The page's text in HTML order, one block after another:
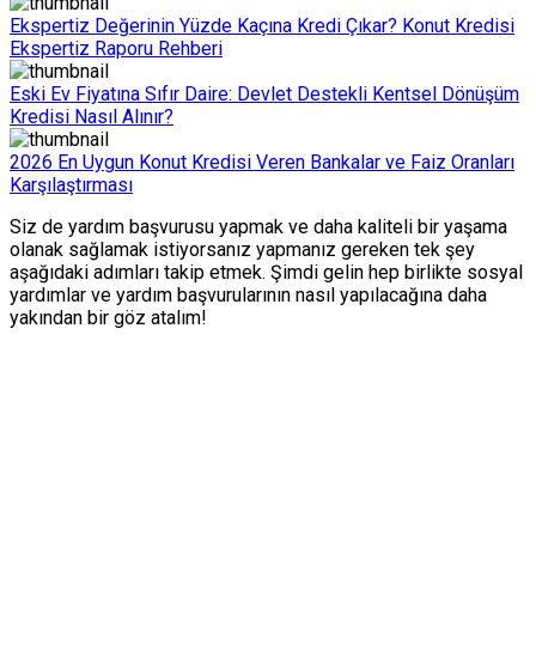
Ekspertiz Değerinin Yüzde Kaçına Kredi Çıkar? Konut Kredisi
Ekspertiz Raporu Rehberi
Eski Ev Fiyatına Sıfır Daire: Devlet Destekli Kentsel Dönüşüm
Kredisi Nasıl Alınır?
2026 En Uygun Konut Kredisi Veren Bankalar ve Faiz Oranları
Karşılaştırması
Siz de yardım başvurusu yapmak ve daha kaliteli bir yaşama
olanak sağlamak istiyorsanız yapmanız gereken tek şey
aşağıdaki adımları takip etmek. Şimdi gelin hep birlikte sosyal
yardımlar ve yardım başvurularının nasıl yapılacağına daha
yakından bir göz atalım!